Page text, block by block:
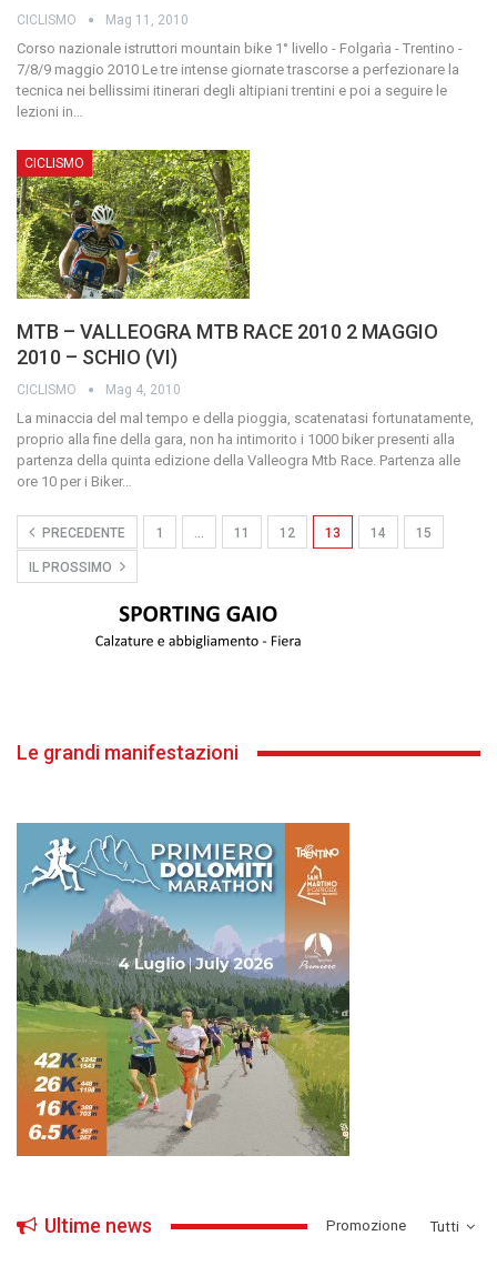
CICLISMO Mag 11, 2010
Corso nazionale istruttori mountain bike 1° livello - Folgarìa - Trentino -
7/8/9 maggio 2010 Le tre intense giornate trascorse a perfezionare la
tecnica nei bellissimi itinerari degli altipiani trentini e poi a seguire le
lezioni in
CICLISMO
MTB – VALLEOGRA MTB RACE 2010 2 MAGGIO
2010 – SCHIO (VI)
CICLISMO Mag 4, 2010
La minaccia del mal tempo e della pioggia, scatenatasi fortunatamente,
proprio alla fine della gara, non ha intimorito i 1000 biker presenti alla
partenza della quinta edizione della Valleogra Mtb Race. Partenza alle
ore 10 per i Biker…
PRECEDENTE 1 … 11 12 13 14 15
IL PROSSIMO
Le grandi manifestazioni
Tutti
Ultime news ­Promozione